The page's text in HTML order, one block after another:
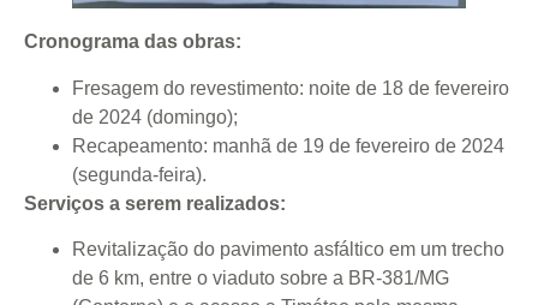
Cronograma das obras:
Fresagem do revestimento: noite de 18 de fevereiro
de 2024 (domingo);
Recapeamento: manhã de 19 de fevereiro de 2024
(segunda-feira).
Serviços a serem realizados:
Revitalização do pavimento asfáltico em um trecho
de 6 km, entre o viaduto sobre a BR-381/MG